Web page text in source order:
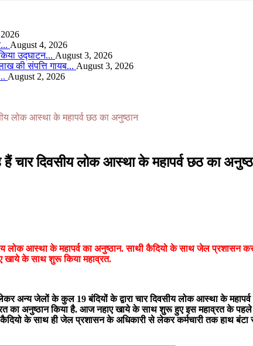
August 4, 2026
उद्घाटन... August 3, 2026
की संपत्ति गायब... August 3, 2026
August 2, 2026
लोक आस्था के महापर्व छठ का अनुष्ठान
दिवसीय लोक आस्था के महापर्व छठ का
आस्था के महापर्व का अनुष्ठान. साथी कैदियो के साथ जेल प्रशासन
खाये के साथ शुरू किया महाव्रत.
अन्य जेलों के कुल 19 बंदियों के द्वारा चार दिवसीय लोक आस्था के
अनुष्ठान किया है. आज नहाए खाये के साथ शुरू हुए इस महाव्रत के पहले
के साथ ही जेल प्रशासन के अधिकारी से लेकर कर्मचारी तक हाथ बंटा